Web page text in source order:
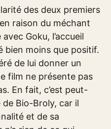
des deux premiers
raison du méchant
Goku, l’accueil
bien moins que positif.
de lui donner un
film ne présente pas
En fait, c’est peut-
Bio-Broly, car il
et de sa